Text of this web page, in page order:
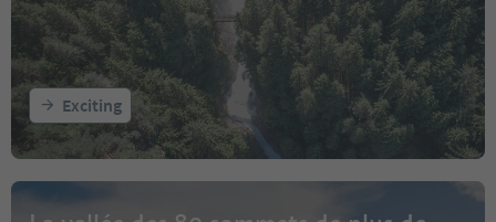
Exciting